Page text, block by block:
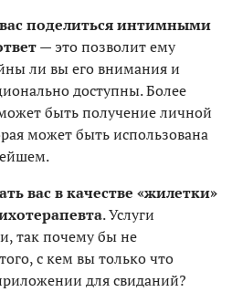
поделиться интимными
— это позволит ему
ли вы его внимания и
доступны. Более
быть получение личной
может быть использована
вас в качестве «жилетки»
. Услуги
так почему бы не
с кем вы только что
для свиданий?